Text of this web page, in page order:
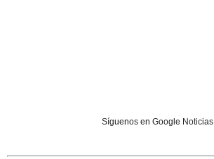
Síguenos en Google Noticias